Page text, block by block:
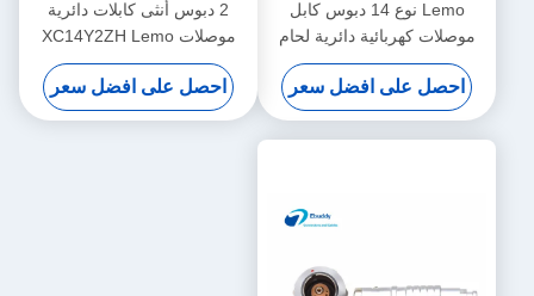
Lemo نوع 14 دبوس كابل
موصلات كهربائية دائرية لحام
الاتصال XC22T14KH W
احصل على افضل سعر
2 دبوس أنثى كابلات دائرية
موصلات XC14Y2ZH Lemo
Dust Cap لتوصيل / مقبس
احصل على افضل سعر